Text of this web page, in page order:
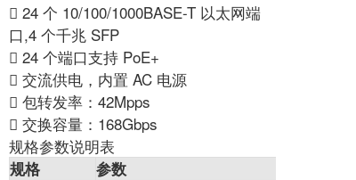
 24 个 10/100/1000BASE-T 以太网端
口,4 个千兆 SFP
 24 个端口支持 PoE+
 交流供电，内置 AC 电源
 包转发率：42Mpps
 交换容量：168Gbps
规格参数说明表
规格 参数